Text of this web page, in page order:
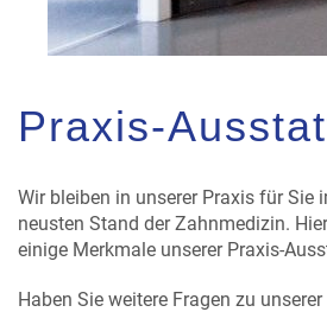
Praxis-
Wir bleiben in unserer Praxis für Sie
neusten Stand der Zahnmedizin.
einige Merkmale unserer Praxis-
Haben Sie weitere Fragen zu